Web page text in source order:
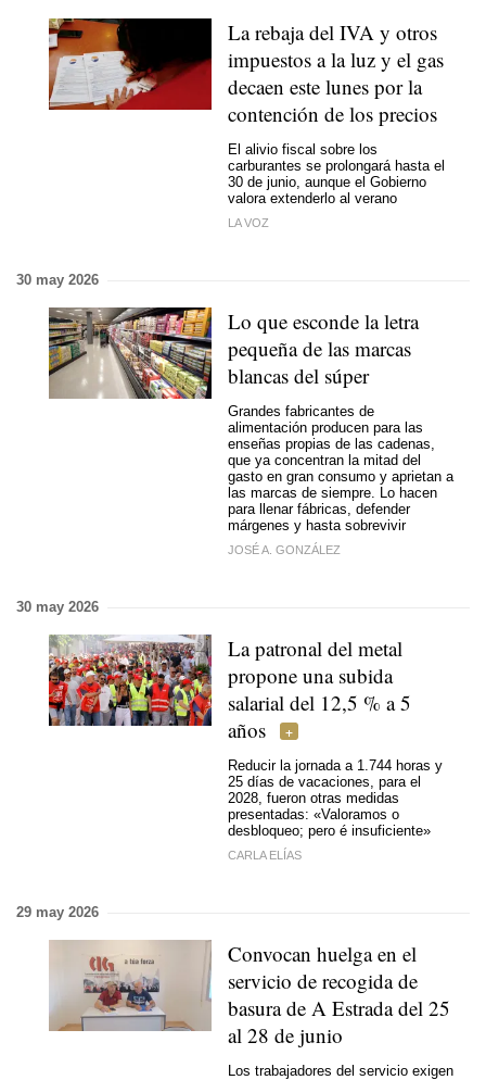
La rebaja del IVA y otros
impuestos a la luz y el gas
decaen este lunes por la
contención de los precios
El alivio fiscal sobre los
carburantes se prolongará hasta el
30 de junio, aunque el Gobierno
valora extenderlo al verano
LA VOZ
30 may 2026
Lo que esconde la letra
pequeña de las marcas
blancas del súper
Grandes fabricantes de
alimentación producen para las
enseñas propias de las cadenas,
que ya concentran la mitad del
gasto en gran consumo y aprietan a
las marcas de siempre. Lo hacen
para llenar fábricas, defender
márgenes y hasta sobrevivir
JOSÉ A. GONZÁLEZ
30 may 2026
La patronal del metal
propone una subida
salarial del 12,5 % a 5
años
Reducir la jornada a 1.744 horas y
25 días de vacaciones, para el
2028, fueron otras medidas
presentadas: «Valoramos o
desbloqueo; pero é insuficiente»
CARLA ELÍAS
29 may 2026
Convocan huelga en el
servicio de recogida de
basura de A Estrada del 25
al 28 de junio
Los trabajadores del servicio exigen